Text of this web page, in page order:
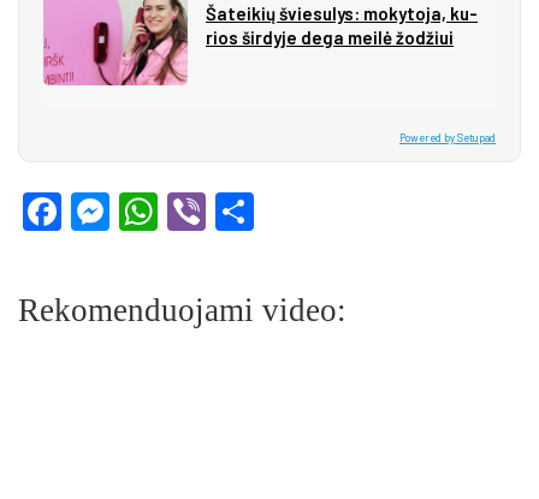
Ša­tei­kių švie­su­lys: mo­ky­to­ja, ku­
rios šir­dy­je de­ga mei­lė žo­džiui
Powered by Setupad
Facebook
Messenger
WhatsApp
Viber
Rekomenduojami video: